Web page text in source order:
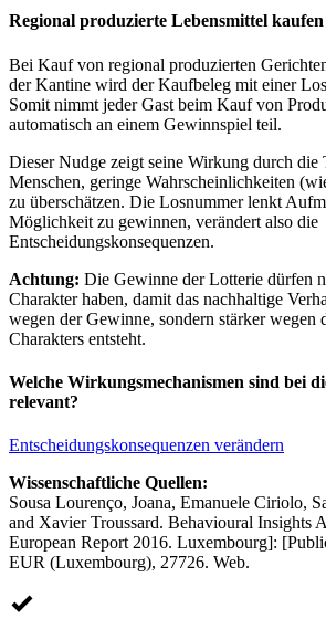
Regional produzierte Lebensmittel kaufen
Bei Kauf von regional produzierten
der Kantine wird der Kaufbeleg mit einer
Somit nimmt jeder Gast beim Kauf von
automatisch an einem Gewinnspiel teil.
Dieser Nudge zeigt seine Wirkung durch die
Menschen, geringe Wahrscheinlichkeiten
zu überschätzen. Die Losnummer lenkt
Möglichkeit zu gewinnen, verändert also die
Entscheidungskonsequenzen.
Achtung: Die Gewinne der Lotterie dürfen
Charakter haben, damit das nachhaltige
wegen der Gewinne, sondern stärker wegen
Charakters entsteht.
Welche Wirkungsmechanismen sind bei
relevant?
Entscheidungskonsequenzen verändern
Wissenschaftliche Quellen:
Sousa Lourenço, Joana, Emanuele Ciriolo,
and Xavier Troussard. Behavioural Insights
European Report 2016. Luxembourg]:
EUR (Luxembourg), 27726. Web.